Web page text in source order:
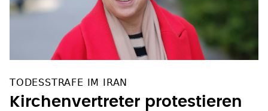
TODESSTRAFE IM IRAN
Kirchenvertreter protestieren